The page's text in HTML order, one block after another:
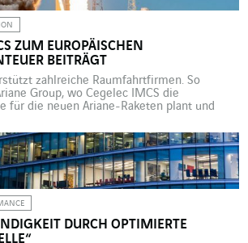
ZUM EUROPÄISCHEN
BEITRÄGT
zahlreiche Raumfahrtfirmen. So
Group, wo Cegelec IMCS die
für die neuen Ariane-Raketen plant und
Bau von Echtzeit-Prüfständen für die
Tochtergesellschaft von VINCI
das Deutsche Zentrum für Luft- und
DURCH OPTIMIERTE